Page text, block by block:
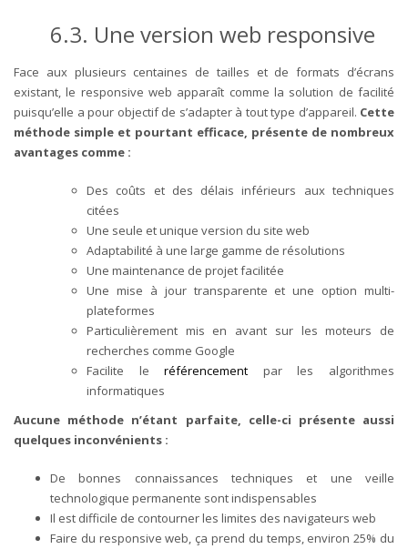
6.3. Une version web responsive
Face aux plusieurs centaines de tailles et de formats d’écrans
existant, le responsive web apparaît comme la solution de facilité
puisqu’elle a pour objectif de s’adapter à tout type d’appareil. Cette
méthode simple et pourtant efficace, présente de nombreux
avantages comme :
Des coûts et des délais inférieurs aux techniques
citées
Une seule et unique version du site web
Adaptabilité à une large gamme de résolutions
Une maintenance de projet facilitée
Une mise à jour transparente et une option multi-
plateformes
Particulièrement mis en avant sur les moteurs de
recherches comme Google
Facilite le
référencement par les algorithmes
informatiques
Aucune méthode n’étant parfaite, celle-ci présente aussi
quelques inconvénients :
De bonnes connaissances techniques et une veille
technologique permanente sont indispensables
Il est difficile de contourner les limites des navigateurs web
Faire du responsive web, ça prend du temps, environ 25% du